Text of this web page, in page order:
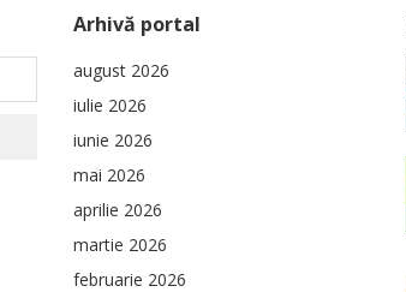
Arhivă portal
august 2026
iulie 2026
iunie 2026
mai 2026
aprilie 2026
martie 2026
februarie 2026